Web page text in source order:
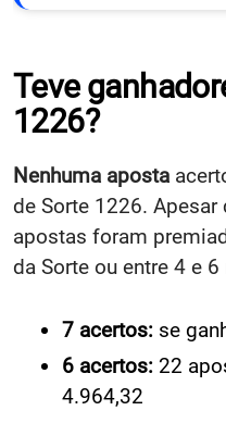
Teve
1226?
Nenhuma aposta
de Sorte 1226.
apostas foram
da Sorte ou entre 4 e
7 acertos: se
6 acertos: 22
4.964,32